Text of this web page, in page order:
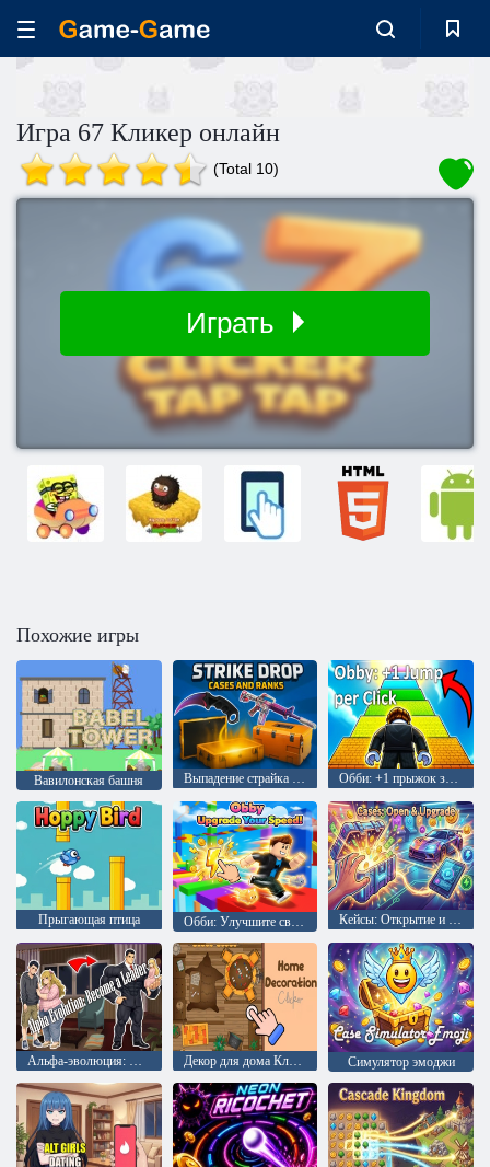
Игра 67 Кликер онлайн
(Total 10)
Играть
Похожие игры
Вавилонская башня Выпадение страйка Кейсы и ранги Обби: +1 прыжок за клик
Прыгающая птица Обби: Улучшите свою скорость! Кейсы: Открытие и обновление
Альфа-эволюция: Станьте лидером Декор для дома Кликер Симулятор эмоджи